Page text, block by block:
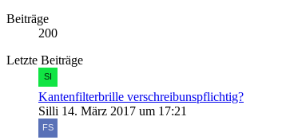
Beiträge
200
Letzte Beiträge
Kantenfilterbrille verschreibunspflichtig?
Silli 14. März 2017 um 17:21